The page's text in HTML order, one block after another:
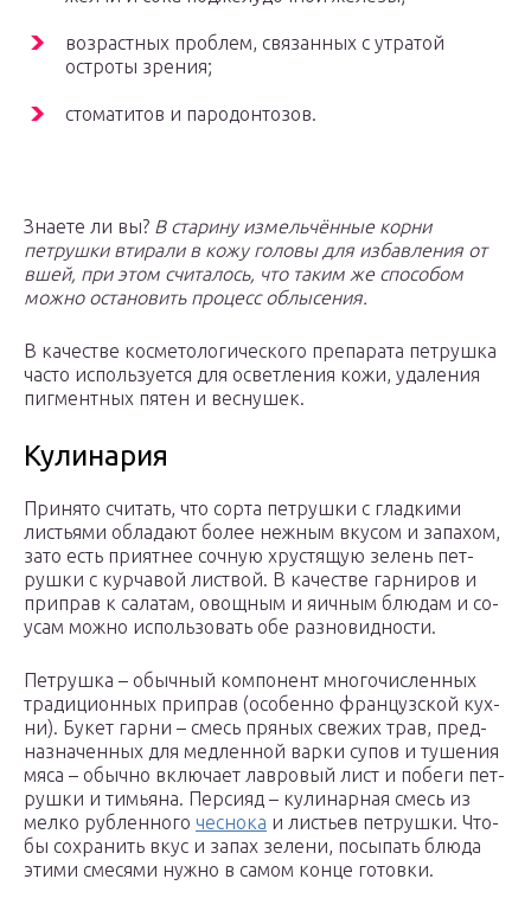
возрастных проблем, связанных с утратой
остроты зрения;
стоматитов и пародонтозов.
Знаете ли вы? В старину измельчённые корни
петрушки втирали в кожу головы для избавления от
вшей, при этом считалось, что таким же способом
можно остановить процесс облысения.
В качестве косметологического препарата петрушка
часто используется для осветления кожи, удаления
пигментных пятен и веснушек.
Ку­лина­рия
При­нято счи­тать, что сор­та пет­рушки с глад­ки­ми
листь­ями об­ла­да­ют бо­лее неж­ным вку­сом и за­пахом,
за­то есть при­ят­нее соч­ную хрус­тя­щую зе­лень пет­
рушки с кур­ча­вой лис­твой. В ка­чес­тве гар­ни­ров и
прип­рав к са­латам, овощ­ным и я­ич­ным блю­дам и со­
усам мож­но ис­поль­зо­вать обе раз­но­вид­ности.
Пет­рушка – обыч­ный ком­по­нент мно­гочис­ленных
тра­дици­он­ных прип­рав (осо­бен­но фран­цуз­ской кух­
ни). Бу­кет гарни – смесь пря­ных све­жих трав, пред­
назна­чен­ных для мед­ленной вар­ки су­пов и ту­шения
мя­са – обыч­но вклю­ча­ет лав­ро­вый лист и по­беги пет­
рушки и тимь­яна. Пер­си­яд – ку­линар­ная смесь из
мел­ко руб­ленно­го чес­но­ка и листь­ев пет­рушки. Что­
бы сох­ра­нить вкус и за­пах зе­лени, по­сыпать блю­да
эти­ми сме­сями нуж­но в са­мом кон­це го­тов­ки.